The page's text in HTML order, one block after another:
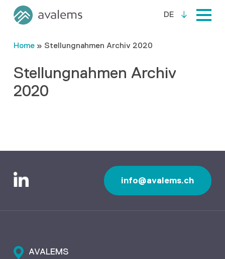
DE
Home» Stellungnahmen Archiv 2020
Stellungnahmen Archiv
2020
info@avalems.ch
AVALEMS